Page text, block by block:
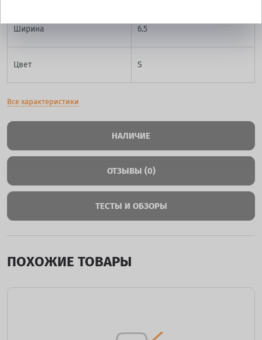
Ширина 6.5
Цвет S
Все характеристики
НАЛИЧИЕ
ОТЗЫВЫ (0)
ТЕСТЫ И ОБЗОРЫ
ПОХОЖИЕ ТОВАРЫ